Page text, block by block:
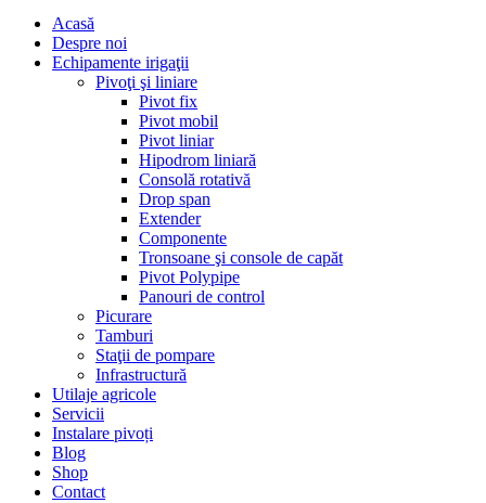
Acasă
Despre noi
Echipamente irigaţii
Pivoţi şi liniare
Pivot fix
Pivot mobil
Pivot liniar
Hipodrom liniară
Consolă rotativă
Drop span
Extender
Componente
Tronsoane şi console de capăt
Pivot Polypipe
Panouri de control
Picurare
Tamburi
Staţii de pompare
Infrastructură
Utilaje agricole
Servicii
Instalare pivoți
Blog
Shop
Contact